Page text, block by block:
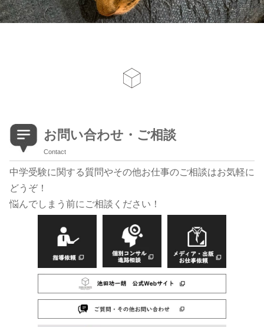
お問い合わせ・ご相談
Contact
中学受験に関する質問やその他お仕事のご相談はお気軽に
どうぞ！
悩んでしまう前にご相談ください！